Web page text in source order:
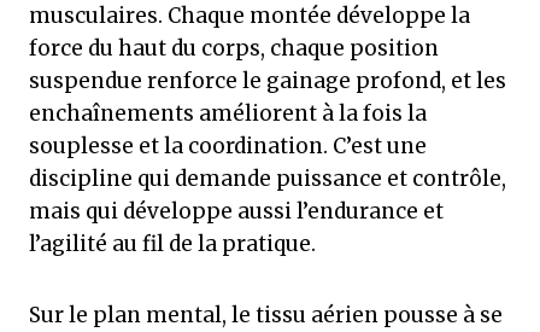
musculaires. Chaque montée développe la
force du haut du corps, chaque position
suspendue renforce le gainage profond, et les
enchaînements améliorent à la fois la
souplesse et la coordination. C’est une
discipline qui demande puissance et contrôle,
mais qui développe aussi l’endurance et
l’agilité au fil de la pratique.
Sur le plan mental, le tissu aérien pousse à se